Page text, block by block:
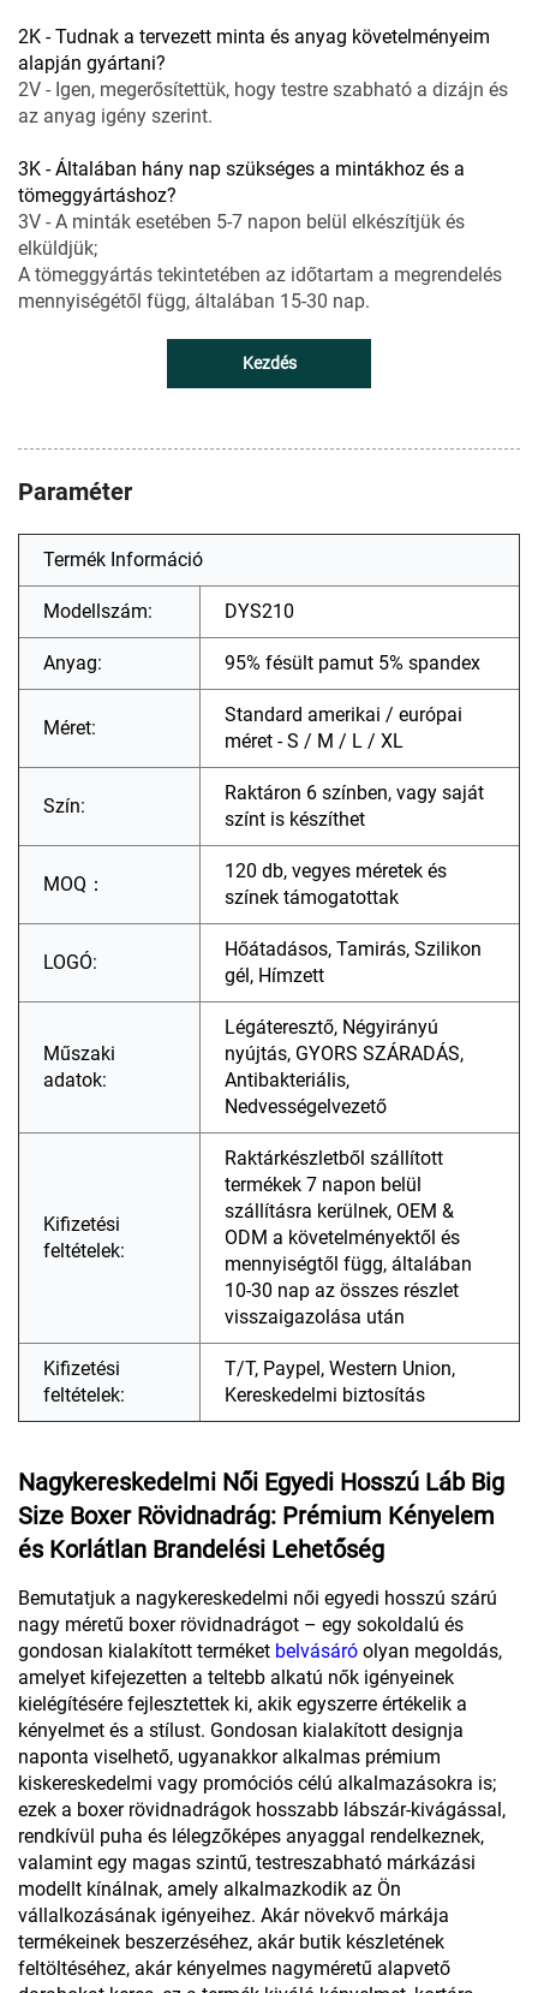
2K - Tudnak a tervezett minta és anyag követelményeim
alapján gyártani?
2V - Igen, megerősítettük, hogy testre szabható a dizájn és
az anyag igény szerint.
3K - Általában hány nap szükséges a mintákhoz és a
tömeggyártáshoz?
3V - A minták esetében 5-7 napon belül elkészítjük és
elküldjük;
A tömeggyártás tekintetében az időtartam a megrendelés
mennyiségétől függ, általában 15-30 nap.
Kezdés
Paraméter
Termék Információ
Modellszám: DYS210
Anyag: 95% fésült pamut 5% spandex
Méret:
Standard amerikai / európai
méret - S / M / L / XL
Szín:
Raktáron 6 színben, vagy saját
színt is készíthet
MOQ：
120 db, vegyes méretek és
színek támogatottak
LOGÓ:
Hőátadásos, Tamirás, Szilikon
gél, Hímzett
Műszaki
adatok:
Légáteresztő, Négyirányú
nyújtás, GYORS SZÁRADÁS,
Antibakteriális,
Nedvességelvezető
Kifizetési
feltételek:
Raktárkészletből szállított
termékek 7 napon belül
szállításra kerülnek, OEM &
ODM a követelményektől és
mennyiségtől függ, általában
10-30 nap az összes részlet
visszaigazolása után
Kifizetési
feltételek:
T/T, Paypel, Western Union,
Kereskedelmi biztosítás
Nagykereskedelmi Női Egyedi Hosszú Láb Big
Size Boxer Rövidnadrág: Prémium Kényelem
és Korlátlan Brandelési Lehetőség
Bemutatjuk a nagykereskedelmi női egyedi hosszú szárú
nagy méretű boxer rövidnadrágot – egy sokoldalú és
gondosan kialakított terméket belvásáró olyan megoldás,
amelyet kifejezetten a teltebb alkatú nők igényeinek
kielégítésére fejlesztettek ki, akik egyszerre értékelik a
kényelmet és a stílust. Gondosan kialakított designja
naponta viselhető, ugyanakkor alkalmas prémium
kiskereskedelmi vagy promóciós célú alkalmazásokra is;
ezek a boxer rövidnadrágok hosszabb lábszár-kivágással,
rendkívül puha és lélegzőképes anyaggal rendelkeznek,
valamint egy magas szintű, testreszabható márkázási
modellt kínálnak, amely alkalmazkodik az Ön
vállalkozásának igényeihez. Akár növekvő márkája
termékeinek beszerzéséhez, akár butik készletének
feltöltéséhez, akár kényelmes nagyméretű alapvető